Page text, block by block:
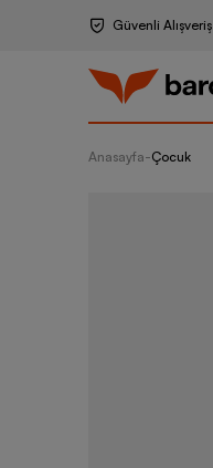
Güvenli Alışveriş
Anasayfa-Çocuk